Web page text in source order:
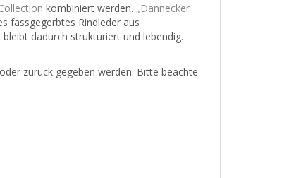
kombiniert werden. „Dannecker
fassgegerbtes Rindleder aus
dadurch strukturiert und lebendig.
zurück gegeben werden. Bitte beachte